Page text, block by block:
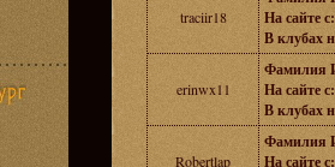
traciir18
На сайте с:
В клубах
erinwx11
Фамилия
На сайте с:
В клубах
Robertlap
Фамилия
На сайте с: